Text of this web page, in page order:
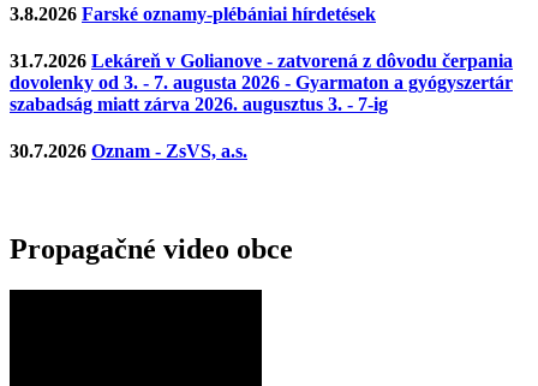
3.8.2026 Farské oznamy-plébániai hírdetések
31.7.2026 Lekáreň v Golianove - zatvorená z dôvodu čerpania
dovolenky od 3. - 7. augusta 2026 - Gyarmaton a gyógyszertár
szabadság miatt zárva 2026. augusztus 3. - 7-ig
30.7.2026 Oznam - ZsVS, a.s.
Propagačné video obce